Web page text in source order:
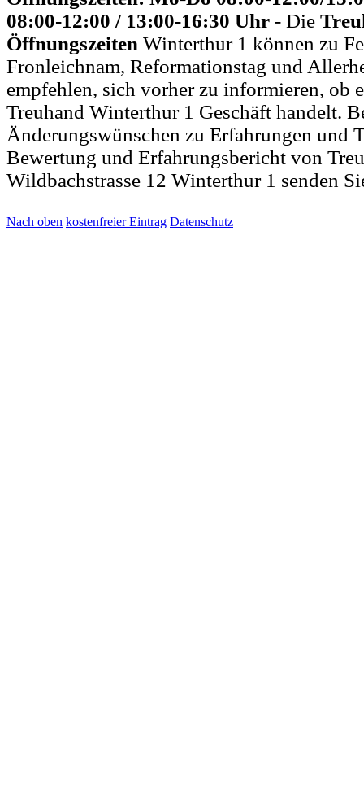
08:00-12:00 / 13:00-16:30 Uhr - Die
Öffnungszeiten Winterthur 1 können zu
Fronleichnam, Reformationstag und
empfehlen, sich vorher zu informieren, ob
Treuhand Winterthur 1 Geschäft handelt.
Änderungswünschen zu Erfahrungen und
Bewertung und Erfahrungsbericht von
Wildbachstrasse 12 Winterthur 1 senden
Nach oben kostenfreier Eintrag Datenschutz